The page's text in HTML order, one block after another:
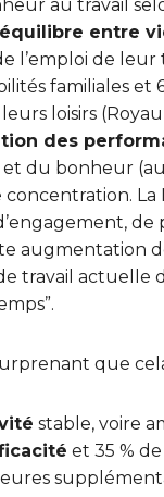
au travail
entre
l’emploi de
familiales et
loisirs
des
du bonheur
de
augmentation
travail actuelle
que
stable, voire
et 35 % de